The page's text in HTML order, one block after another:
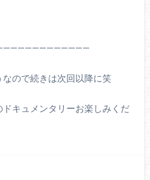
ので続きは次回以降に笑
キュメンタリーお楽しみくだ